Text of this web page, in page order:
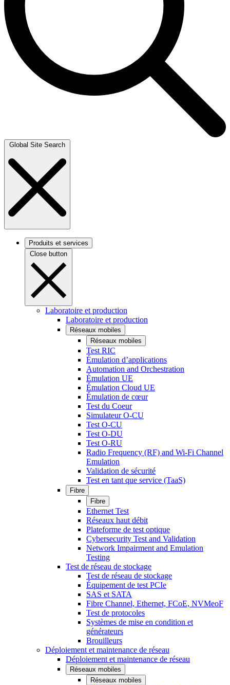
Global Site Search
Produits et services
Close button
Laboratoire et production
Laboratoire et production
Réseaux mobiles
Réseaux mobiles
Test RIC
Émulation d’applications
Automation and Orchestration
Émulation UE
Émulation Cloud UE
Émulation de cœur
Test du Coeur
Simulateur O-CU
Test O-CU
Test O-DU
Test O-RU
Radio Frequency (RF) and Wi-Fi Channel
Emulation
Validation de sécurité
Test en tant que service (TaaS)
Fibre
Fibre
Ethernet Test
Réseaux haut débit
Plateforme de test optique
Cybersecurity Test and Validation
Network Impairment and Emulation
Testing
Test de réseau de stockage
Test de réseau de stockage
Équipement de test PCIe
SAS et SATA
Fibre Channel, Ethernet, FCoE, NVMeoF
Test de protocoles
Systèmes de mise en condition et
générateurs
Brouilleurs
Déploiement et maintenance de réseau
Déploiement et maintenance de réseau
Réseaux mobiles
Réseaux mobiles